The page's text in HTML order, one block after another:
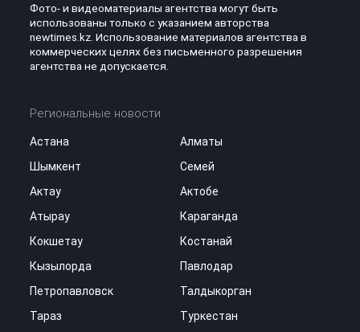
Фото- и видеоматериалы агентства могут быть
использованы только с указанием авторства
newtimes.kz. Использование материалов агентства в
коммерческих целях без письменного разрешения
агентства не допускается.
Региональные новости
Астана
Алматы
Шымкент
Семей
Актау
Актобе
Атырау
Караганда
Кокшетау
Костанай
Кызылорда
Павлодар
Петропавловск
Талдыкорган
Тараз
Туркестан